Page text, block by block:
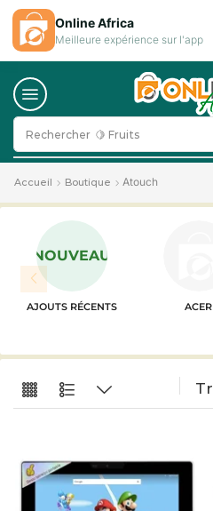
Rechercher 🍋 Fruits
Accueil Boutique Atouch
NOUVEAU
AJOUTS RÉCENTS ACER
Online Africa
Meilleure expérience sur l'app